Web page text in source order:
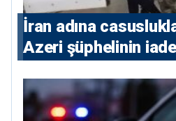
İran adına
Azeri şüphelinin